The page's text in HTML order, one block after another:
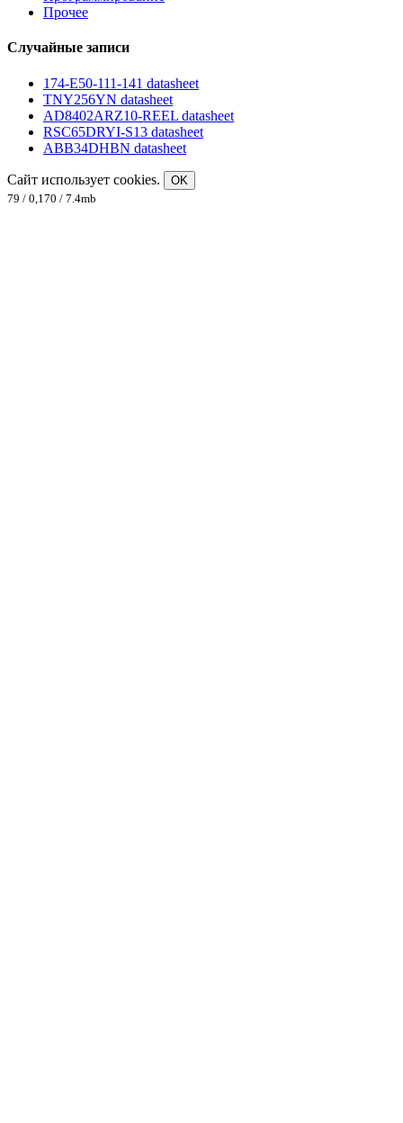
Прочее
Случайные записи
174-E50-111-141 datasheet
TNY256YN datasheet
AD8402ARZ10-REEL datasheet
RSC65DRYI-S13 datasheet
ABB34DHBN datasheet
Сайт использует cookies.
OK
79 / 0,170 / 7.4mb